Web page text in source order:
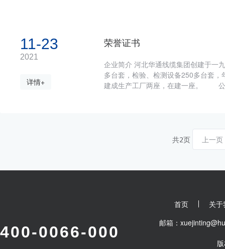
11-23
2021
详情+
荣誉证书
企业简介 河北华通线缆集团创建于一
多台套，检验、检测设备250多台套
建成生产工厂两座，在建一座。 公
省名牌”，华通集团被评为“中国矿用
电缆行业最具发展潜力20强企业”、“
企业”、“电线电缆综合实力200强企
9001:2008质量管理体系、GB/T
泵电缆、机车车辆电缆、船用电缆、
绕组引接软线、铝绞线及钢芯铝绞
石油化工、铁路、国防、建筑、航天
荷兰、意大利、俄罗斯、英国、澳大
区。在国内外市场具有广泛的影响
共2页 上一页
400-0066-000
首页
关
邮箱：